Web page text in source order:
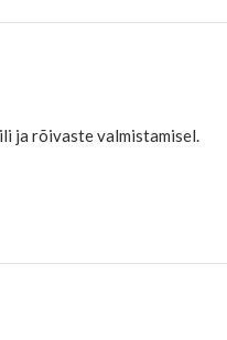
ja rõivaste valmistamisel.